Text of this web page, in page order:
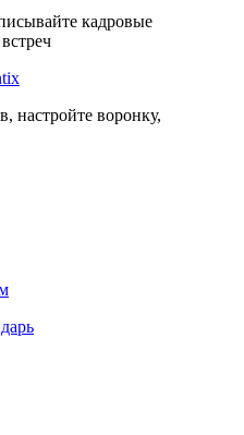
кадровые
настройте воронку,